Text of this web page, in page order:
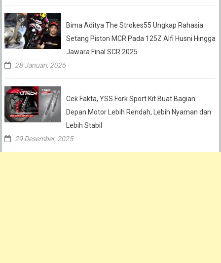
Bima Aditya The Strokes55 Ungkap Rahasia
Setang Piston MCR Pada 125Z Alfi Husni Hingga
Jawara Final SCR 2025
28 Januari, 2026
Cek Fakta, YSS Fork Sport Kit Buat Bagian
Depan Motor Lebih Rendah, Lebih Nyaman dan
Lebih Stabil
29 Desember, 2025